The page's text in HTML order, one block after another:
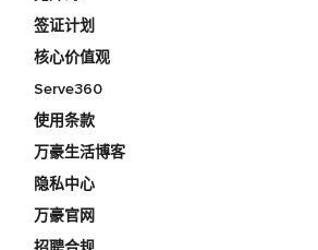
签证计划
核心价值观
Serve360
使用条款
万豪生活博客
隐私中心
万豪官网